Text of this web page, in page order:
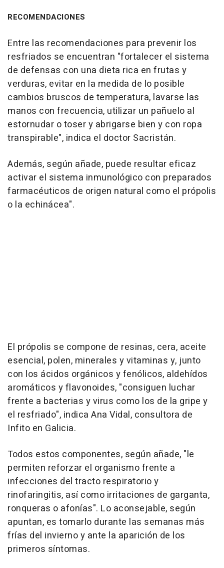
RECOMENDACIONES
Entre las recomendaciones para prevenir los
resfriados se encuentran "fortalecer el sistema
de defensas con una dieta rica en frutas y
verduras, evitar en la medida de lo posible
cambios bruscos de temperatura, lavarse las
manos con frecuencia, utilizar un pañuelo al
estornudar o toser y abrigarse bien y con ropa
transpirable", indica el doctor Sacristán.
Además, según añade, puede resultar eficaz
activar el sistema inmunológico con preparados
farmacéuticos de origen natural como el própolis
o la echinácea".
El própolis se compone de resinas, cera, aceite
esencial, polen, minerales y vitaminas y, junto
con los ácidos orgánicos y fenólicos, aldehídos
aromáticos y flavonoides, "consiguen luchar
frente a bacterias y virus como los de la gripe y
el resfriado", indica Ana Vidal, consultora de
Infito en Galicia.
Todos estos componentes, según añade, "le
permiten reforzar el organismo frente a
infecciones del tracto respiratorio y
rinofaringitis, así como irritaciones de garganta,
ronqueras o afonías". Lo aconsejable, según
apuntan, es tomarlo durante las semanas más
frías del invierno y ante la aparición de los
primeros síntomas.